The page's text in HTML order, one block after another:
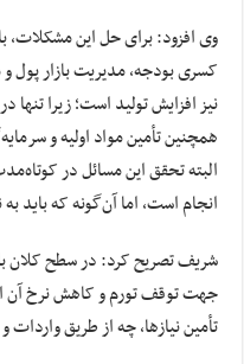
وی افزود: برای حل این مشکلات،
کسری بودجه، مدیریت بازار پول
نیز افزایش تولید است؛ زیرا
همچنین تأمین مواد اولیه و
البته تحقق این مسائل در
انجام است، اما آن‌گونه که باید
شریف تصریح کرد: در سطح کلان
جهت توقف تورم و کاهش نرخ آن
تأمین نیازها، چه از طریق